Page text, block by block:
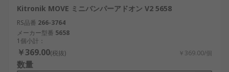
Kitronik MOVE ミニバンパーアドオン V2 5658
RS品番 266-3764
メーカー型番 5658
1個小計：
￥369.00(税抜) ￥369.00/個
数量